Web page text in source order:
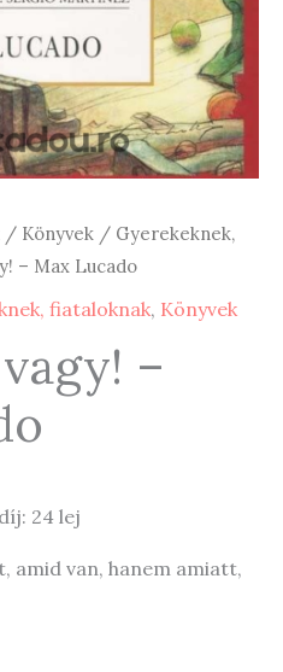
/ Könyvek / Gyerekeknek,
– Max Lucado
fiataloknak, Könyvek
–
24 lej
amid van, hanem amiatt,